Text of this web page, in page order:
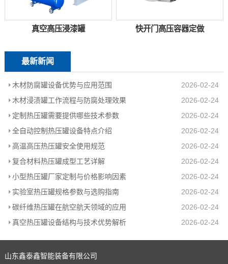
真空高压浸漆罐 快开门高压容器定做
最新新闻
木材防腐罐设备优势与应用范围
2026-02-24
木材浸渍罐工作流程与防腐处理效果
2026-02-24
定制热压罐需要提供哪些技术参数
2026-02-24
全自动控制热压罐设备特点介绍
2026-02-24
高温高压热压罐安全使用规范
2026-02-24
复合材料热压罐成型工艺详解
2026-02-24
小型热压罐厂家定制与价格影响因素
2026-02-24
实验室热压罐规格参数与选购指南
2026-02-24
碳纤维热压罐在航空航天领域的应用
2026-02-24
真空热压罐设备结构与技术优势解析
2026-02-24
山东鑫泰鑫智能装备有限公司